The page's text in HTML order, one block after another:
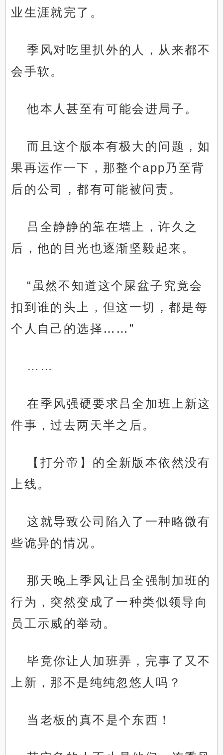
业生涯就完了。
季风对吃里扒外的人，从来都不
会手软。
他本人甚至有可能会进局子。
而且这个版本有极大的问题，如
果再运作一下，那整个app乃至背
后的公司，都有可能被问责。
吕全静静的靠在墙上，许久之
后，他的目光也逐渐坚毅起来。
“虽然不知道这个屎盆子究竟会
扣到谁的头上，但这一切，都是每
个人自己的选择……”
……
在季风强硬要求吕全加班上新这
件事，过去两天半之后。
【打分帝】的全新版本依然没有
上线。
这就导致公司陷入了一种略微有
些诡异的情况。
那天晚上季风让吕全强制加班的
行为，突然变成了一种类似领导向
员工示威的举动。
毕竟你让人加班弄，完事了又不
上新，那不是纯纯忽悠人吗？
当老板的真不是个东西！